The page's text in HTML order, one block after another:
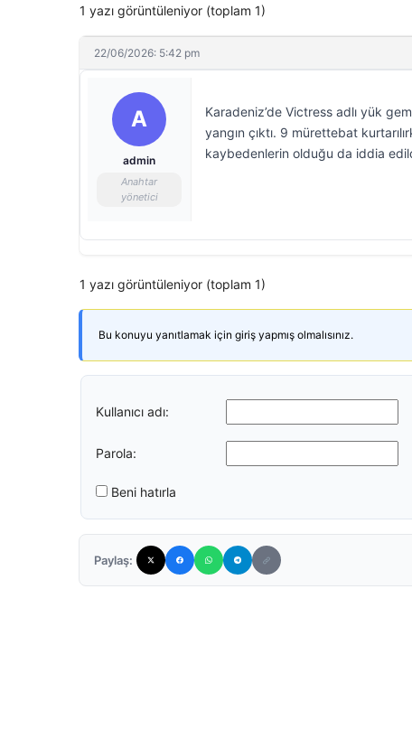
1 yazı görüntüleniyor (toplam 1)
22/06/2026: 5:42 pm
A
admin
Anahtar
yönetici
Karadeniz’de Victress adlı yük
yangın çıktı. 9 mürettebat
kaybedenlerin olduğu da iddia
1 yazı görüntüleniyor (toplam 1)
Bu konuyu yanıtlamak için giriş yapmış olmalısınız.
Kullanıcı adı:
Parola:
Beni hatırla
Paylaş: